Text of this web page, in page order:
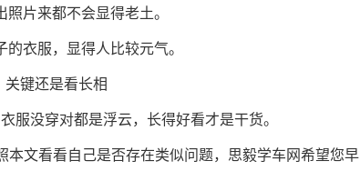
片来都不会显得老土。
衣服，显得人比较元气。
关键还是看长相
服没穿对都是浮云，长得好看才是干货。
文看看自己是否存在类似问题，思毅学车网希望您早